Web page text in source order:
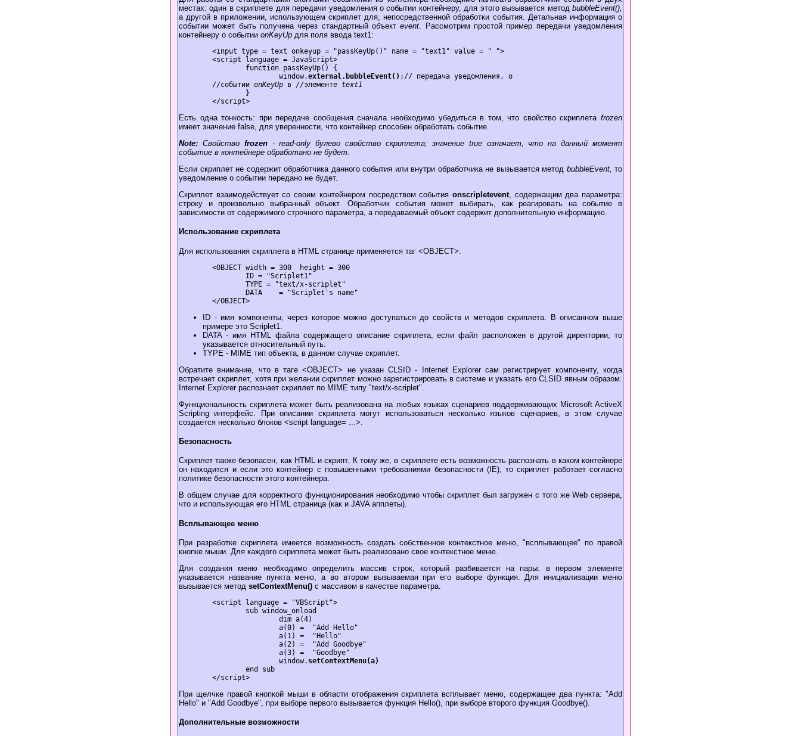
местах: один в скриплете для передачи уведомления о событии контейнеру, для этого вызывается метод bubbleEvent(),
а другой в приложении, использующем скриплет для, непосредственной обработки события. Детальная информация о
событии может быть получена через стандартный объектevent. Рассмотрим простой пример передачи уведомления
контейнеру о событии onKeyUp для поля ввода text1:
			window.
external.bubbleEvent() ;// передача уведомления, о
	//событии
onKeyUp в //элементе text1
Есть одна тонкость: при передаче сообщения сначала необходимо убедиться в том, что свойство скриплета frozen
имеет значение false, для уверенности, что контейнер способен обработать событие.
Note: Свойство frozen- read-only булево свойство скриплета; значение true означает, что на данный момент
событие в контейнере обработано не будет.
Если скриплет не содержит обработчика данного события или внутри обработчика не вызывается метод bubbleEvent, то
уведомление о событии передано не будет.
Скриплет взаимодействует со своим контейнером посредством события onscripletevent, содержащим два параметра:
строку и произвольно выбранный объект. Обработчик события может выбирать, как реагировать на событие в
зависимости от содержимого строчного параметра, а передаваемый объект содержит дополнительную информацию.
Использование скриплета
Для использования скриплета в HTML странице применяется таг <OBJECT>:
ID - имя компоненты, через которое можно доступаться до свойств и методов скриплета. В описанном выше
примере это Scriplet1.
DATA - имя HTML файла содержащего описание скриплета, если файл расположен в другой директории, то
указывается относительный путь.
TYPE - MIME тип объекта, в данном случае скриплет.
Обратите внимание, что в таге <OBJECT> не указан CLSID - Internet Explorer сам регистрирует компоненту, когда
встречает скриплет, хотя при желании скриплет можно зарегистрировать в системе и указать его CLSID явным образом.
Internet Explorer распознает скриплет по MIME типу "text/x-scriplet".
Функциональность скриплета может быть реализована на любых языках сценариев поддерживающих Microsoft ActiveX
Scripting интерфейс. При описании скриплета могут использоваться несколько языков сценариев, в этом случае
создается несколько блоков <script language= ...>.
Безопасность
Скриплет также безопасен, как HTML и скрипт. К тому же, в скриплете есть возможность распознать в каком контейнере
он находится и если это контейнер с повышенными требованиями безопасности (IE), то скриплет работает согласно
политике безопасности этого контейнера.
В общем случае для корректного функционирования необходимо чтобы скриплет был загружен с того же Web сервера,
что и использующая его HTML страница (как и JAVA апплеты).
Всплывающее меню
При разработке скриплета имеется возможность создать собственное контекстное меню, "всплывающее" по правой
кнопке мыши. Для каждого скриплета может быть реализовано свое контекстное меню.
Для создания меню необходимо определить массив строк, который разбивается на пары: в первом элементе
указывается название пункта меню, а во втором вызываемая при его выборе функция. Для инициализации меню
вызывается метод setContextMenu() с массивом в качестве параметра.
			window.
setContextMenu(a)
При щелчке правой кнопкой мыши в области отображения скриплета всплывает меню, содержащее два пункта: "Add
Hello" и "Add Goodbye", при выборе первого вызывается функция Hello(), при выборе второго функция Goodbye().
Дополнительные возможности